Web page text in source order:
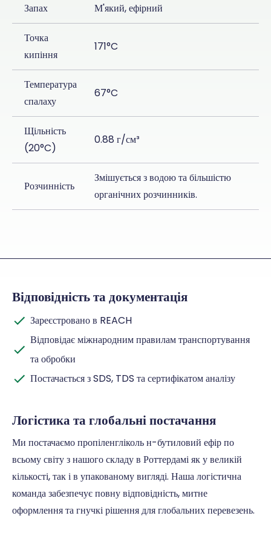
Запах М'який, ефірний
Точка
кипіння
171°C
Температура
спалаху
67°C
Щільність
(20°C)
0.88 г/см³
Розчинність
Змішується з водою та більшістю
органічних розчинників.
Відповідність та документація
Зареєстровано в REACH
Відповідає міжнародним правилам транспортування
та обробки
Постачається з SDS, TDS та сертифікатом аналізу
Логістика та глобальні постачання
Ми постачаємо пропіленгліколь н-бутиловий ефір по
всьому світу з нашого складу в Роттердамі як у великій
кількості, так і в упакованому вигляді. Наша логістична
команда забезпечує повну відповідність, митне
оформлення та гнучкі рішення для глобальних перевезень.